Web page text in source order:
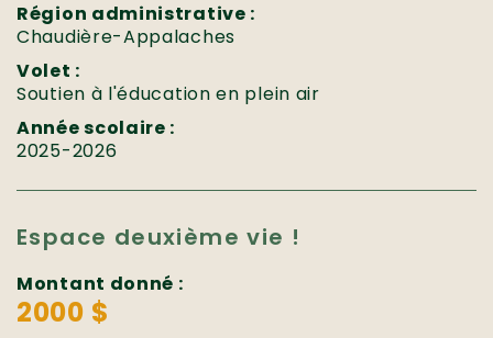
Région administrative :
Chaudière-Appalaches
Volet :
Soutien à l'éducation en plein air
Année scolaire :
2025-2026
Espace deuxième vie !
Montant donné :
2000 $